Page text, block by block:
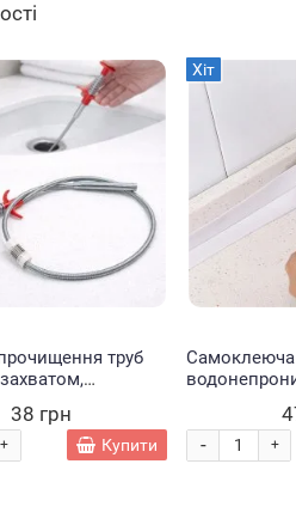
труб
раковини ванни
38 грн
+ Купити
Хіт
Самоклеюча
0,022х3,2 м
+
-